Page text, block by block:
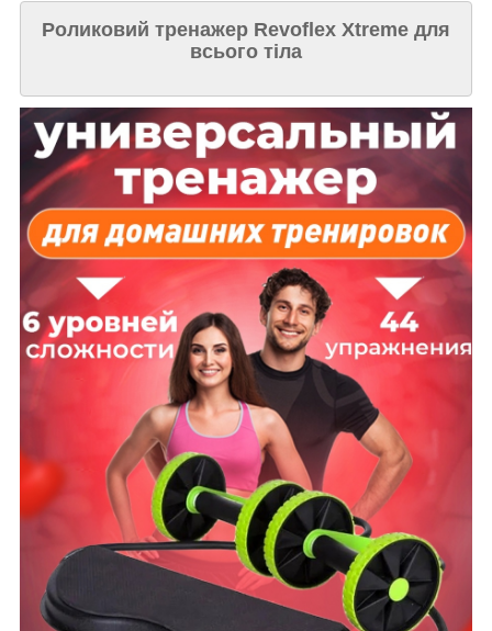
Роликовий тренажер Revoflex Xtreme для
всього тіла